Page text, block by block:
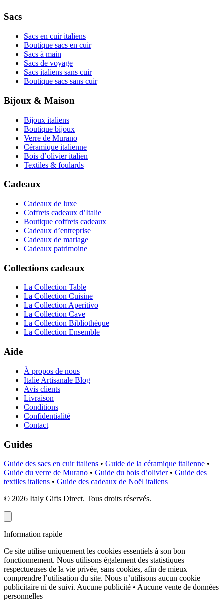
Sacs
Sacs en cuir italiens
Boutique sacs en cuir
Sacs à main
Sacs de voyage
Sacs italiens sans cuir
Boutique sacs sans cuir
Bijoux & Maison
Bijoux italiens
Boutique bijoux
Verre de Murano
Céramique italienne
Bois d’olivier italien
Textiles & foulards
Cadeaux
Cadeaux de luxe
Coffrets cadeaux d’Italie
Boutique coffrets cadeaux
Cadeaux d’entreprise
Cadeaux de mariage
Cadeaux patrimoine
Collections cadeaux
La Collection Table
La Collection Cuisine
La Collection Aperitivo
La Collection Cave
La Collection Bibliothèque
La Collection Ensemble
Aide
À propos de nous
Italie Artisanale Blog
Avis clients
Livraison
Conditions
Confidentialité
Contact
Guides
Guide des sacs en cuir italiens • Guide de la céramique italienne •
Guide du verre de Murano • Guide du bois d’olivier • Guide des
textiles italiens • Guide des cadeaux de Noël italiens
© 2026 Italy Gifts Direct. Tous droits réservés.
Information rapide
Ce site utilise uniquement les cookies essentiels à son bon
fonctionnement. Nous utilisons également des statistiques
respectueuses de la vie privée, sans cookies, afin de mieux
comprendre l’utilisation du site. Nous n’utilisons aucun cookie
publicitaire ni de suivi. Aucune publicité • Aucune vente de données
personnelles